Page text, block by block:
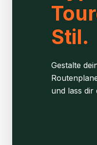
Stil.
Gestalte
und lass dir